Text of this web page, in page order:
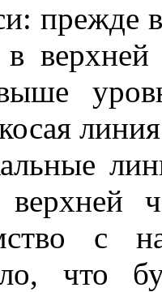
прежде
верхней
с
что